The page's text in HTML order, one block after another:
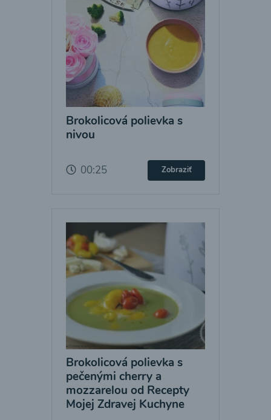
Brokolicová polievka s
nivou
00:25 Zobraziť
Brokolicová polievka s
pečenými cherry a
mozzarelou od Recepty
Mojej Zdravej Kuchyne